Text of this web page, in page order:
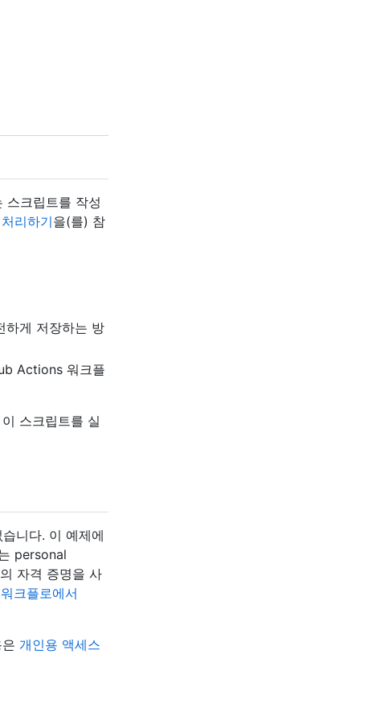
스크립트를 작성
리하기을(를) 참
하게 저장하는 방
Actions 워크플
스크립트를 실
니다. 이 예제에
personal
자격 증명을 사
크플로에서
개인용 액세스